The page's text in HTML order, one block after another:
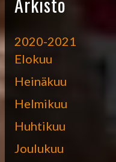
2020-2021
Elokuu
Heinäkuu
Helmikuu
Huhtikuu
Joulukuu